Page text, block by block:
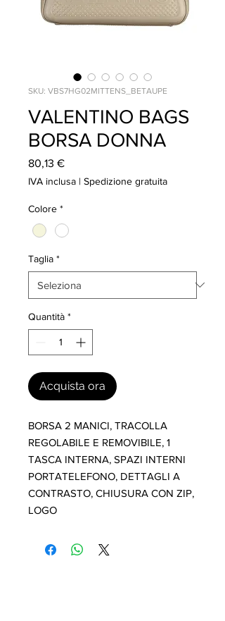
SKU: VBS7HG02MITTENS_BETAUPE
VALENTINO BAGS
BORSA DONNA
80,13 €Prezzo
IVA inclusa | Spedizione gratuita
Colore *
Taglia *
Quantità *
Acquista ora
BORSA 2 MANICI, TRACOLLA
REGOLABILE E REMOVIBILE, 1
TASCA INTERNA, SPAZI INTERNI
PORTATELEFONO, DETTAGLI A
CONTRASTO, CHIUSURA CON ZIP,
LOGO